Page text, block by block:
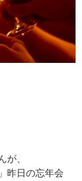
が、
昨日の忘年会